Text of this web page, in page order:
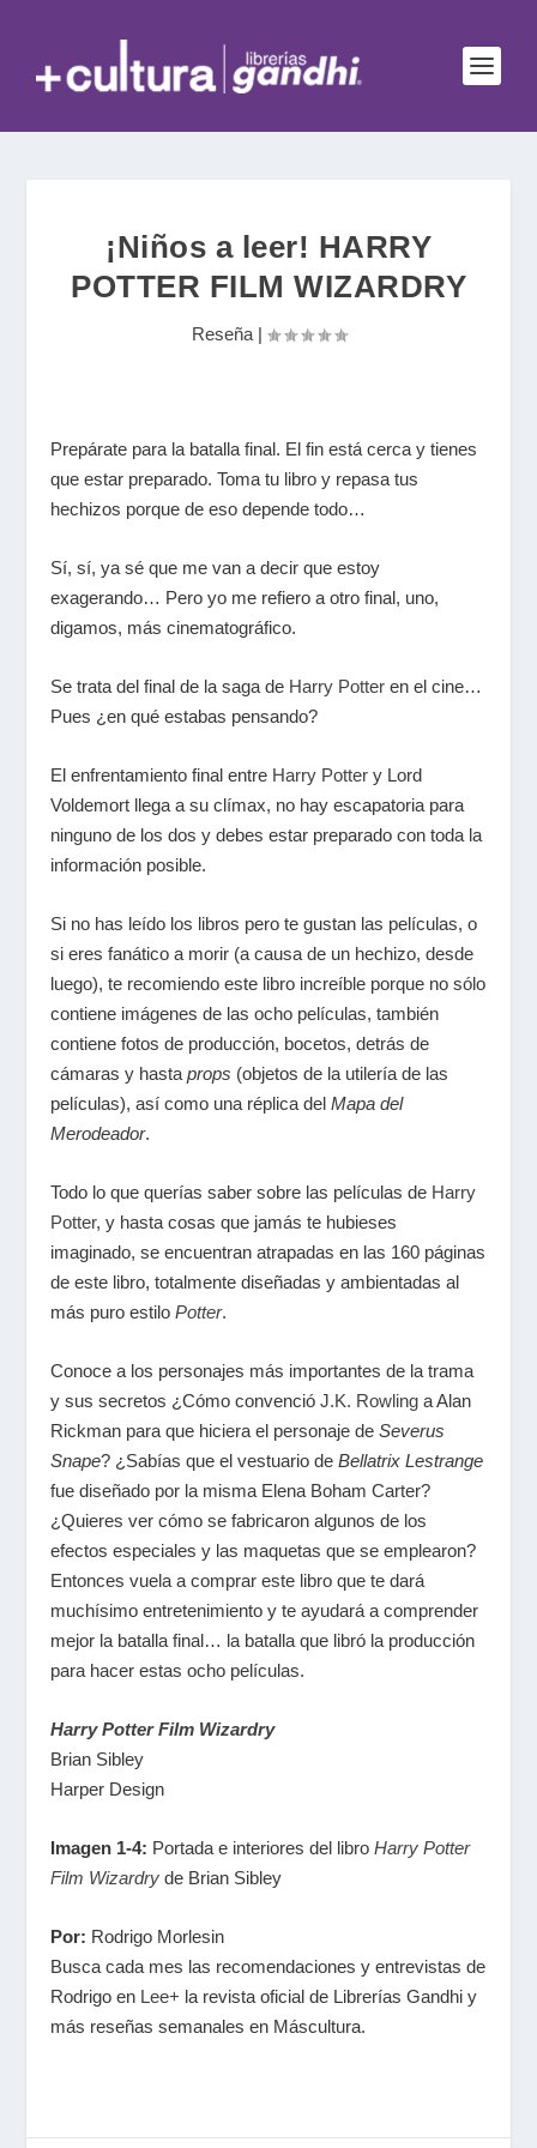
¡Niños a leer! HARRY
POTTER FILM WIZARDRY
Reseña|
Prepárate para la batalla final. El fin está cerca y tienes
que estar preparado. Toma tu libro y repasa tus
hechizos porque de eso depende todo…
Sí, sí, ya sé que me van a decir que estoy
exagerando… Pero yo me refiero a otro final, uno,
digamos, más cinematográfico.
Se trata del final de la saga de Harry Potter en el cine…
Pues ¿en qué estabas pensando?
El enfrentamiento final entre Harry Potter y Lord
Voldemort llega a su clímax, no hay escapatoria para
ninguno de los dos y debes estar preparado con toda la
información posible.
Si no has leído los libros pero te gustan las películas, o
si eres fanático a morir (a causa de un hechizo, desde
luego), te recomiendo este libro increíble porque no sólo
contiene imágenes de las ocho películas, también
contiene fotos de producción, bocetos, detrás de
cámaras y hastaprops (objetos de la utilería de las
películas), así como una réplica delMapa del
Merodeador.
Todo lo que querías saber sobre las películas de Harry
Potter, y hasta cosas que jamás te hubieses
imaginado, se encuentran atrapadas en las 160 páginas
de este libro, totalmente diseñadas y ambientadas al
más puro estiloPotter.
Conoce a los personajes más importantes de la trama
y sus secretos ¿Cómo convencióJ.K. Rowling a Alan
Rickman para que hiciera el personaje deSeverus
Snape? ¿Sabías que el vestuario deBellatrix Lestrange
fue diseñado por la misma Elena Boham Carter?
¿Quieres ver cómo se fabricaron algunos de los
efectos especiales y las maquetas que se emplearon?
Entonces vuela a comprar este libro que te dará
muchísimo entretenimiento y te ayudará a comprender
mejor la batalla final… la batalla que libró la producción
para hacer estas ocho películas.
Harry Potter Film Wizardry
Brian Sibley
Harper Design
Imagen 1-4: Portada e interiores del libroHarry Potter
Film Wizardryde Brian Sibley
Por: Rodrigo Morlesin
Busca cada mes las recomendaciones y entrevistas de
Rodrigo en Lee+ la revista oficial de Librerías Gandhi y
más reseñas semanales en Máscultura.